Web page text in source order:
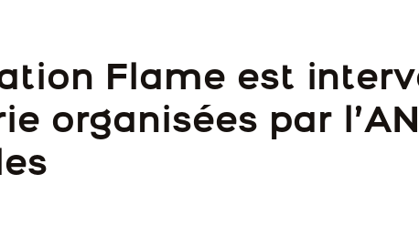
Flame est
organisées par